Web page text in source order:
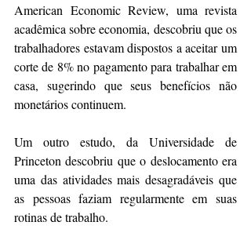
American Economic Review, uma revista
acadêmica sobre economia, descobriu que os
trabalhadores estavam dispostos a aceitar um
corte de 8% no pagamento para trabalhar em
casa, sugerindo que seus benefícios não
monetários continuem.
Um outro estudo, da Universidade de
Princeton descobriu que o deslocamento era
uma das atividades mais desagradáveis que
as pessoas faziam regularmente em suas
rotinas de trabalho.